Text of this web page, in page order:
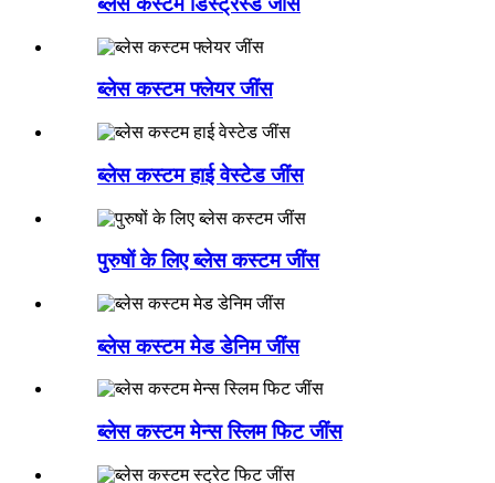
ब्लेस कस्टम फ्लेयर जींस
ब्लेस कस्टम हाई वेस्टेड जींस
पुरुषों के लिए ब्लेस कस्टम जींस
ब्लेस कस्टम मेड डेनिम जींस
ब्लेस कस्टम मेन्स स्लिम फिट जींस